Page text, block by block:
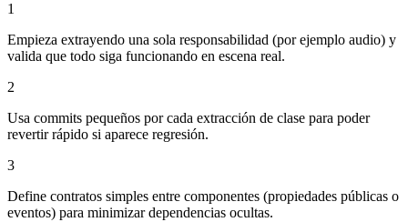
1
Empieza extrayendo una sola responsabilidad (por ejemplo audio) y
valida que todo siga funcionando en escena real.
2
Usa commits pequeños por cada extracción de clase para poder
revertir rápido si aparece regresión.
3
Define contratos simples entre componentes (propiedades públicas o
eventos) para minimizar dependencias ocultas.